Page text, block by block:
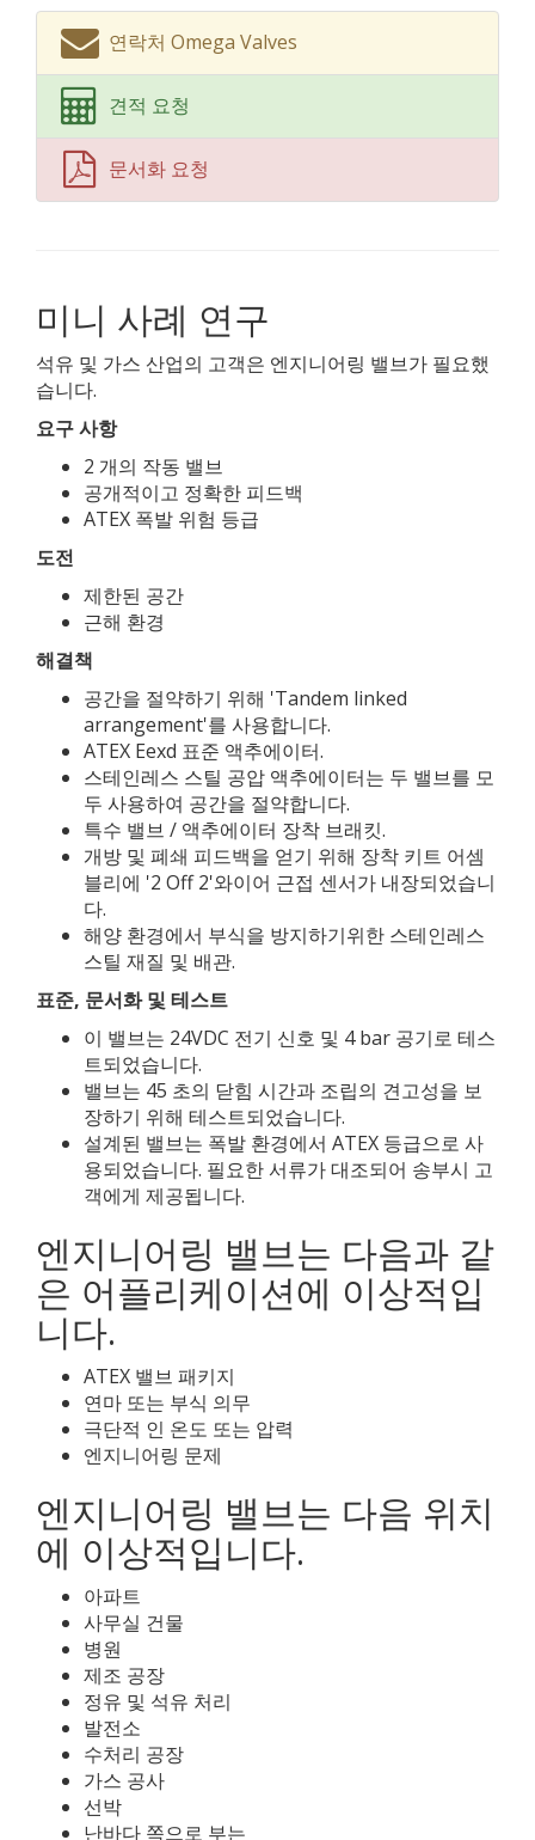
연락처 Omega Valves
견적 요청
문서화 요청
미니 사례 연구
석유 및 가스 산업의 고객은 엔지니어링 밸브가 필요했
습니다.
요구 사항
2 개의 작동 밸브
공개적이고 정확한 피드백
ATEX 폭발 위험 등급
도전
제한된 공간
근해 환경
해결책
공간을 절약하기 위해 'Tandem linked
arrangement'를 사용합니다.
ATEX Eexd 표준 액추에이터.
스테인레스 스틸 공압 액추에이터는 두 밸브를 모
두 사용하여 공간을 절약합니다.
특수 밸브 / 액추에이터 장착 브래킷.
개방 및 폐쇄 피드백을 얻기 위해 장착 키트 어셈
블리에 '2 Off 2'와이어 근접 센서가 내장되었습니
다.
해양 환경에서 부식을 방지하기위한 스테인레스
스틸 재질 및 배관.
표준, 문서화 및 테스트
이 밸브는 24VDC 전기 신호 및 4 bar 공기로 테스
트되었습니다.
밸브는 45 초의 닫힘 시간과 조립의 견고성을 보
장하기 위해 테스트되었습니다.
설계된 밸브는 폭발 환경에서 ATEX 등급으로 사
용되었습니다. 필요한 서류가 대조되어 송부시 고
객에게 제공됩니다.
엔지니어링 밸브는 다음과 같
은 어플리케이션에 이상적입
니다.
ATEX 밸브 패키지
연마 또는 부식 의무
극단적 인 온도 또는 압력
엔지니어링 문제
엔지니어링 밸브는 다음 위치
에 이상적입니다.
아파트
사무실 건물
병원
제조 공장
정유 및 석유 처리
발전소
수처리 공장
가스 공사
선박
난바다 쪽으로 부는